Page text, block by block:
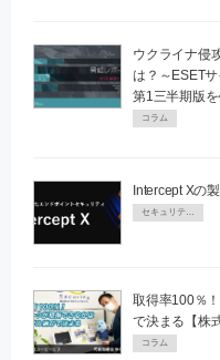
ウクライナ侵
は？～ESET
第1三半期版を
コラム
Intercept Xの
セキュリティPR
取得率100％
で決まる【株
コラム